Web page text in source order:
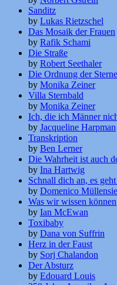
Sanditz
by Lukas Rietzschel
Das Mosaik der Frauen
by Rafik Schami
Die Straße
by Robert Seethaler
Die Ordnung der
by Monika Zeiner
Villa Sternbald
by Monika Zeiner
Ich, die ich Männer
by Jacqueline Harpman
Transkription
by Ben Lerner
Die Wahrheit ist auch
by Ina Hartwig
Schnall dich an, es
by Domenico
Was wir wissen können
by Ian McEwan
Toxibaby
by Dana von Suffrin
Herz in der Faust
by Sorj Chalandon
Der Absturz
by Edouard Louis